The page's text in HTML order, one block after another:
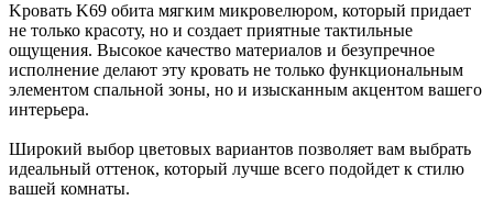
Kровать K69 обита мягким микровелюром, который придает
не только красоту, но и создает приятные тактильные
ощущения. Высокое качество материалов и безупречное
исполнение делают эту кровать не только функциональным
элементом спальной зоны, но и изысканным акцентом вашего
интерьера.
Широкий выбор цветовых вариантов позволяет вам выбрать
идеальный оттенок, который лучше всего подойдет к стилю
вашей комнаты.